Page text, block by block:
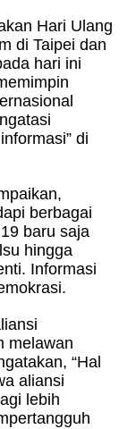
Hari Ulang
di Taipei dan
hari ini
di
berbagai
baru saja
hingga
Informasi
melawan
“Hal
aliansi
lebih